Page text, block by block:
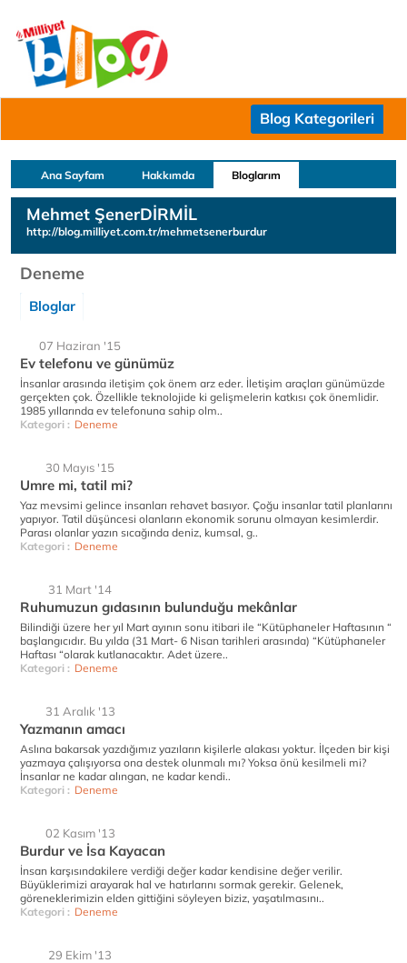
Blog Kategorileri
Ana Sayfam Hakkımda Bloglarım
Mehmet ŞenerDİRMİL
http://blog.milliyet.com.tr/mehmetsenerburdur
Deneme
Bloglar
07 Haziran '15
Ev telefonu ve günümüz
İnsanlar arasında iletişim çok önem arz eder. İletişim araçları günümüzde
gerçekten çok. Özellikle teknolojide ki gelişmelerin katkısı çok önemlidir.
1985 yıllarında ev telefonuna sahip olm..
Kategori : Deneme
30 Mayıs '15
Umre mi, tatil mi?
Yaz mevsimi gelince insanları rehavet basıyor. Çoğu insanlar tatil planlarını
yapıyor. Tatil düşüncesi olanların ekonomik sorunu olmayan kesimlerdir.
Parası olanlar yazın sıcağında deniz, kumsal, g..
Kategori : Deneme
31 Mart '14
Ruhumuzun gıdasının bulunduğu mekânlar
Bilindiği üzere her yıl Mart ayının sonu itibari ile “Kütüphaneler Haftasının “
başlangıcıdır. Bu yılda (31 Mart- 6 Nisan tarihleri arasında) “Kütüphaneler
Haftası “olarak kutlanacaktır. Adet üzere..
Kategori : Deneme
31 Aralık '13
Yazmanın amacı
Aslına bakarsak yazdığımız yazıların kişilerle alakası yoktur. İlçeden bir kişi
yazmaya çalışıyorsa ona destek olunmalı mı? Yoksa önü kesilmeli mi?
İnsanlar ne kadar alıngan, ne kadar kendi..
Kategori : Deneme
02 Kasım '13
Burdur ve İsa Kayacan
İnsan karşısındakilere verdiği değer kadar kendisine değer verilir.
Büyüklerimizi arayarak hal ve hatırlarını sormak gerekir. Gelenek,
göreneklerimizin elden gittiğini söyleyen biziz, yaşatılmasını..
Kategori : Deneme
29 Ekim '13